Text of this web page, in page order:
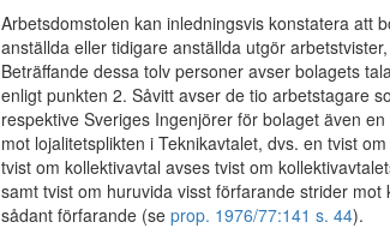
Arbetsdomstolen kan inledningsvis konstatera att
anställda eller tidigare anställda utgör
Beträffande dessa tolv personer avser bolagets
enligt punkten 2. Såvitt avser de tio arbetstagare
respektive Sveriges Ingenjörer för bolaget även
mot lojalitetsplikten i Teknikavtalet, dvs. en tvist
tvist om kollektivavtal avses tvist om
samt tvist om huruvida visst förfarande strider
sådant förfarande (se prop. 1976/77:141 s. 44).